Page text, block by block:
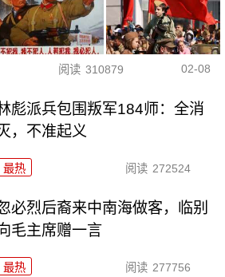
阅读 310879 02-08
彪派兵包围叛军184师：全消
，不准起义
最热 阅读 272524
必烈后裔来中南海做客，临别
毛主席赠一言
最热 阅读 277756